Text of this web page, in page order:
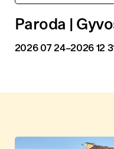
Paroda |
2026 07 24–2026 12